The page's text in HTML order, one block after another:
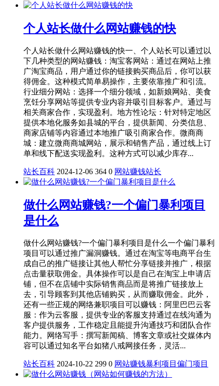
个人站长做什么网站赚钱的快
个人站长做什么网站赚钱的快一、个人站长可以通过以
下几种类型的网站赚钱：淘宝客网站：通过在网站上推
广淘宝商品，用户通过你的链接购买商品后，你可以获
得佣金。这种模式简单易操作，主要依靠推广和引流。
行业细分网站：选择一个细分领域，如新娘网站、美食
烹饪分享网站等提供专业内容并吸引目标客户。通过与
相关商家合作，实现盈利。地方性论坛：针对特定地区
提供本地化服务如县城的平台，提供新闻、分类信息、
商家店铺等内容通过本地推广吸引商家合作。微商商
城：建立微商商城网站，展示和销售产品，通过线上订
单和线下配送实现盈利。这种方式可以减少库存...
站长百科 2024-12-06 364 0 网站赚钱站长
做什么网站赚钱?一个偏门暴利项目
是什么
做什么网站赚钱?一个偏门暴利项目是什么一个偏门暴利
项目可以通过推广漏洞赚钱。通过在淘宝等电商平台生
成自己的推广链接让其他人帮忙分享链接并推广，根据
点击量获取佣金。具体操作可以是自己在淘宝上申请店
铺，但不在店铺中实际销售商品而是将推广链接放上
去，引导顾客到其他店铺购买，从而赚取佣金。此外，
还有一些正规的网络兼职项目可以赚钱：阿里巴巴云客
服：作为云客服，提供专业的客服支持通过在线沟通为
客户提供服务，工作稳定且能提升沟通技巧和团队合作
能力。网络写手：撰写新闻稿、博客文章或社交媒体内
容可以通过知名平台如猪八戒网接任务，灵活...
站长百科 2024-10-22 299 0 网站赚钱暴利项目 偏门项目